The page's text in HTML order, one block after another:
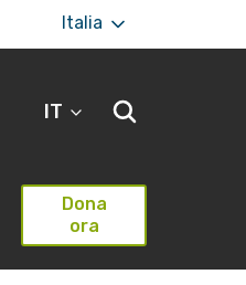
Italia
IT
Dona
ora